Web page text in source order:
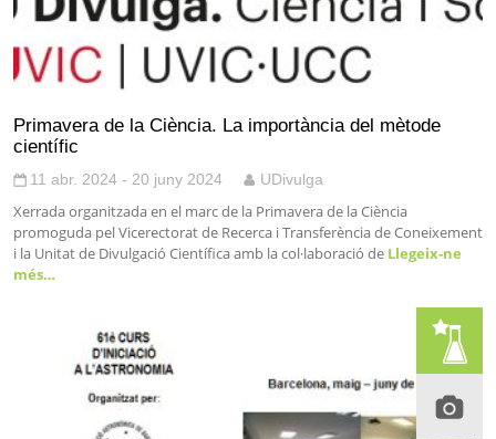
Primavera de la Ciència. La importància del mètode
científic
11 abr. 2024 - 20 juny 2024 UDivulga
Xerrada organitzada en el marc de la Primavera de la Ciència
promoguda pel Vicerectorat de Recerca i Transferència de Coneixement
i la Unitat de Divulgació Científica amb la col·laboració de Llegeix-ne
més…